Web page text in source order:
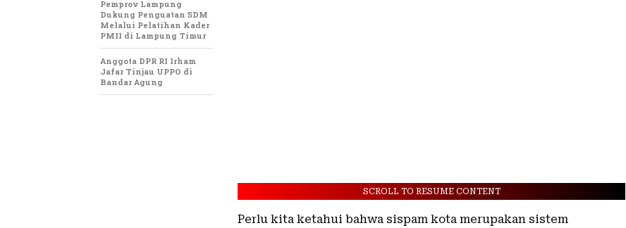
SCROLL TO RESUME CONTENT
Perlu kita ketahui bahwa sispam kota merupakan sistem
Pemprov Lampung
Dukung Penguatan SDM
Melalui Pelatihan Kader
PMII di Lampung Timur
Anggota DPR RI Irham
Jafar Tinjau UPPO di
Bandar Agung